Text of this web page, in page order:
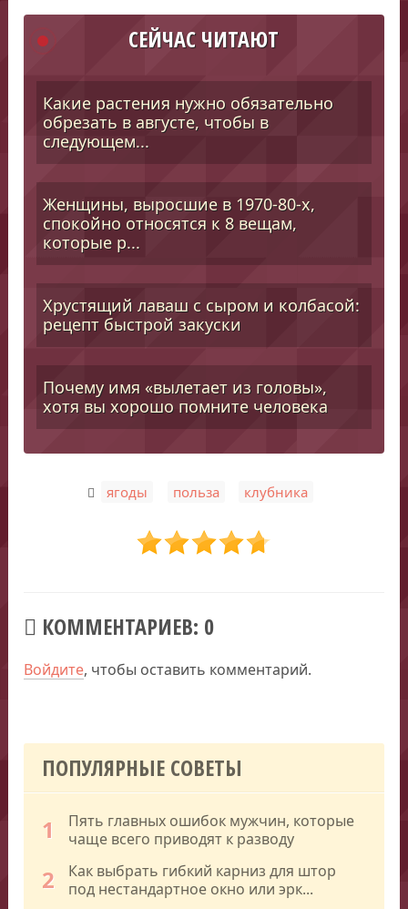
СЕЙЧАС ЧИТАЮТ
Какие растения нужно обязательно
обрезать в августе, чтобы в
следующем...
Женщины, выросшие в 1970-80-х,
спокойно относятся к 8 вещам,
которые р...
Хрустящий лаваш с сыром и колбасой:
рецепт быстрой закуски
Почему имя «вылетает из головы»,
хотя вы хорошо помните человека
ягоды польза клубника
КОММЕНТАРИЕВ: 0
Войдите, чтобы оставить комментарий.
ПОПУЛЯРНЫЕ СОВЕТЫ
1
Пять главных ошибок мужчин, которые
чаще всего приводят к разводу
2
Как выбрать гибкий карниз для штор
под нестандартное окно или эрк...